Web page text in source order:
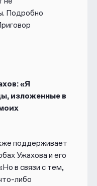
Подробно
«Я
изложенные в
поддерживает
Ужахова и его
в связи с тем,
либо